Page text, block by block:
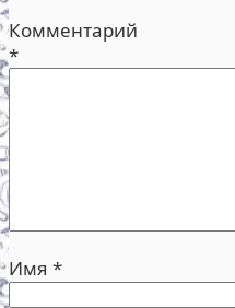
Комментарий
*
Имя *